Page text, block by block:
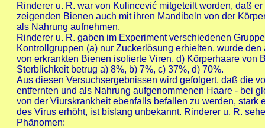
Rinderer u. R. war von Kulincević mitgeteilt worden, daß
zeigenden Bienen auch mit ihren Mandibeln von der
als Nahrung aufnehmen.
Rinderer u. R. gaben im Experiment verschiedenen
Kontrollgruppen (a) nur Zuckerlösung erhielten, wurde
von erkrankten Bienen isolierte Viren, d) Körperhaare
Sterblichkeit betrug a) 8%, b) 7%, c) 37%, d) 70%.
Aus diesen Versuchsergebnissen wird gefolgert, daß die
entfernten und als Nahrung aufgenommenen Haare - bei
von der Viurskrankheit ebenfalls befallen zu werden,
des Virus erhöht, ist bislang unbekannt. Rinderer u. R.
Phänomen: